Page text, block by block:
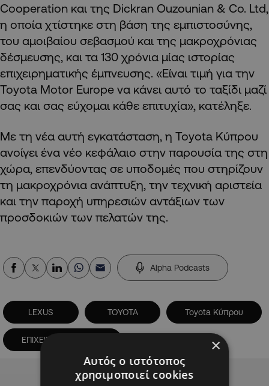
Cooperation και της Dickran Ouzounian & Co. Ltd,
η οποία χτίστηκε στη βάση της εμπιστοσύνης,
του αμοιβαίου σεβασμού και της μακροχρόνιας
δέσμευσης, και τα 130 χρόνια μίας ιστορίας
επιχειρηματικής έμπνευσης. «Είναι τιμή για την
Toyota Motor Europe να κάνει αυτό το ταξίδι μαζί
σας και σας εύχομαι κάθε επιτυχία», κατέληξε.
Με τη νέα αυτή εγκατάσταση, η Toyota Κύπρου
ανοίγει ένα νέο κεφάλαιο στην παρουσία της στη
χώρα, επενδύοντας σε υποδομές που στηρίζουν
τη μακροχρόνια ανάπτυξη, την τεχνική αριστεία
και την παροχή υπηρεσιών αντάξιων των
προσδοκιών των πελατών της.
Alpha Podcasts
LEXUS TOYOTA Toyota Κύπρου
ΕΠΙΧΕΙΡΗΜΑΤΙΚΑ ΝΕΑ
Advertisement
×
Αυτός ο ιστότοπος
χρησιμοποιεί cookies